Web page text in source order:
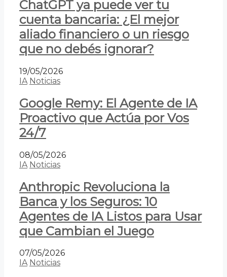
ChatGPT ya puede ver tu
cuenta bancaria: ¿El mejor
aliado financiero o un riesgo
que no debés ignorar?
19/05/2026
IA Noticias
Google Remy: El Agente de IA
Proactivo que Actúa por Vos
24/7
08/05/2026
IA Noticias
Anthropic Revoluciona la
Banca y los Seguros: 10
Agentes de IA Listos para Usar
que Cambian el Juego
07/05/2026
IA Noticias